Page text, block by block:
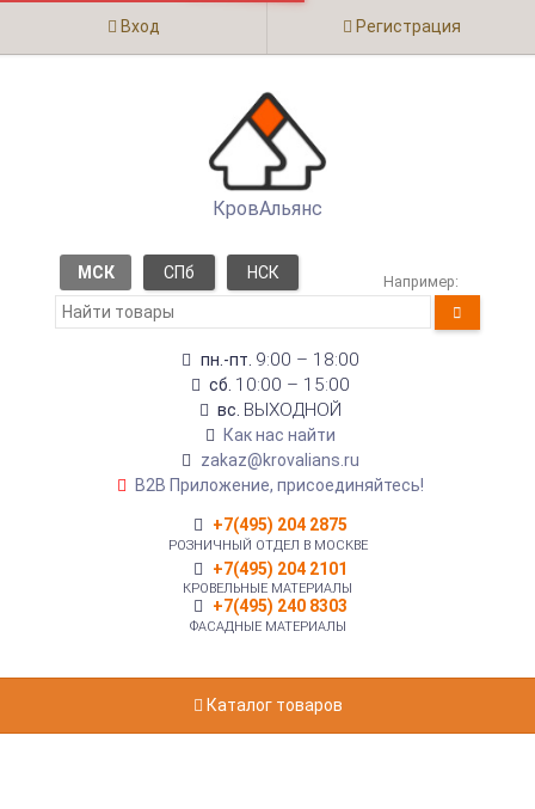
Вход Регистрация
КровАльянс
МСК СПб НСК Например:
пн.-пт. 9:00 – 18:00
сб. 10:00 – 15:00
вс. ВЫХОДНОЙ
Как нас найти
zakaz@krovalians.ru
B2B Приложение, присоединяйтесь!
+7(495) 204 2875
РОЗНИЧНЫЙ ОТДЕЛ В МОСКВЕ
+7(495) 204 2101
КРОВЕЛЬНЫЕ МАТЕРИАЛЫ
+7(495) 240 8303
ФАСАДНЫЕ МАТЕРИАЛЫ
Каталог товаров